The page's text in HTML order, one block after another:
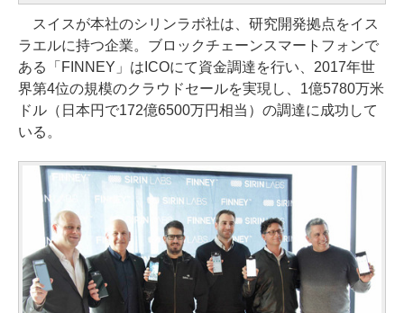
スイスが本社のシリンラボ社は、研究開発拠点をイス
ラエルに持つ企業。ブロックチェーンスマートフォンで
ある「FINNEY」はICOにて資金調達を行い、2017年世
界第4位の規模のクラウドセールを実現し、1億5780万米
ドル（日本円で172億6500万円相当）の調達に成功して
いる。